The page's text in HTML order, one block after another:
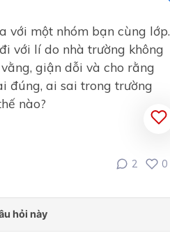
với một nhóm bạn cùng lớp.
với lí do nhà trường không
giận dỗi và cho rằng
đúng, ai sai trong trường
nào?
2 0